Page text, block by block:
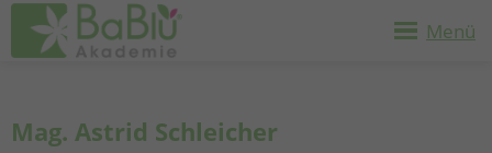
Menü
Mag. Astrid Schleicher